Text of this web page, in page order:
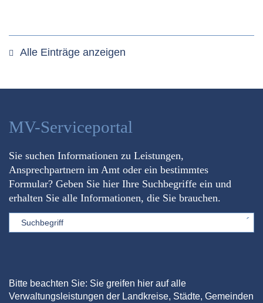
Alle Einträge anzeigen
MV-Serviceportal
Sie suchen Informationen zu Leistungen,
Ansprechpartnern im Amt oder ein bestimmtes
Formular? Geben Sie hier Ihre Suchbegriffe ein und
erhalten Sie alle Informationen, die Sie brauchen.
Sword
Bitte beachten Sie: Sie greifen hier auf alle
Verwaltungsleistungen der Landkreise, Städte, Gemeinden